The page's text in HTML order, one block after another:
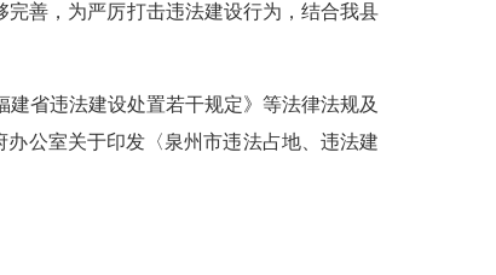
善， 为严厉打击违法建设行为，结合我县
建省违法建设处置若干规定》等法律法规及
办公室关于印发〈泉州市违法占地、违法建